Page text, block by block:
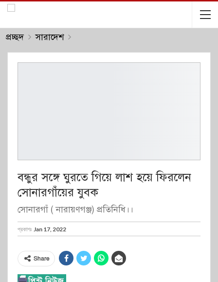
প্রচ্ছদ সারাদেশ
বন্ধুর সঙ্গে ঘুরতে গিয়ে লাশ হয়ে ফিরলেন
সোনারগাঁয়ের যুবক
সোনারগাঁ ( নারায়ণগঞ্জ) প্রতিনিধি।।
প্রকাশঃ Jan 17, 2022
Share